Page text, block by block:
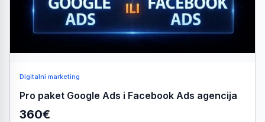
Digitalni marketing
Pro paket Google Ads i Facebook Ads agencija
360€